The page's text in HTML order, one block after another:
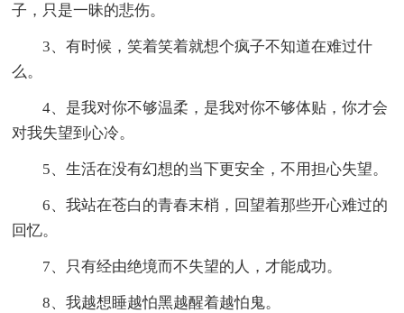
子，只是一昧的悲伤。
3、有时候，笑着笑着就想个疯子不知道在难过什
么。
4、是我对你不够温柔，是我对你不够体贴，你才会
对我失望到心冷。
5、生活在没有幻想的当下更安全，不用担心失望。
6、我站在苍白的青春末梢，回望着那些开心难过的
回忆。
7、只有经由绝境而不失望的人，才能成功。
8、我越想睡越怕黑越醒着越怕鬼。